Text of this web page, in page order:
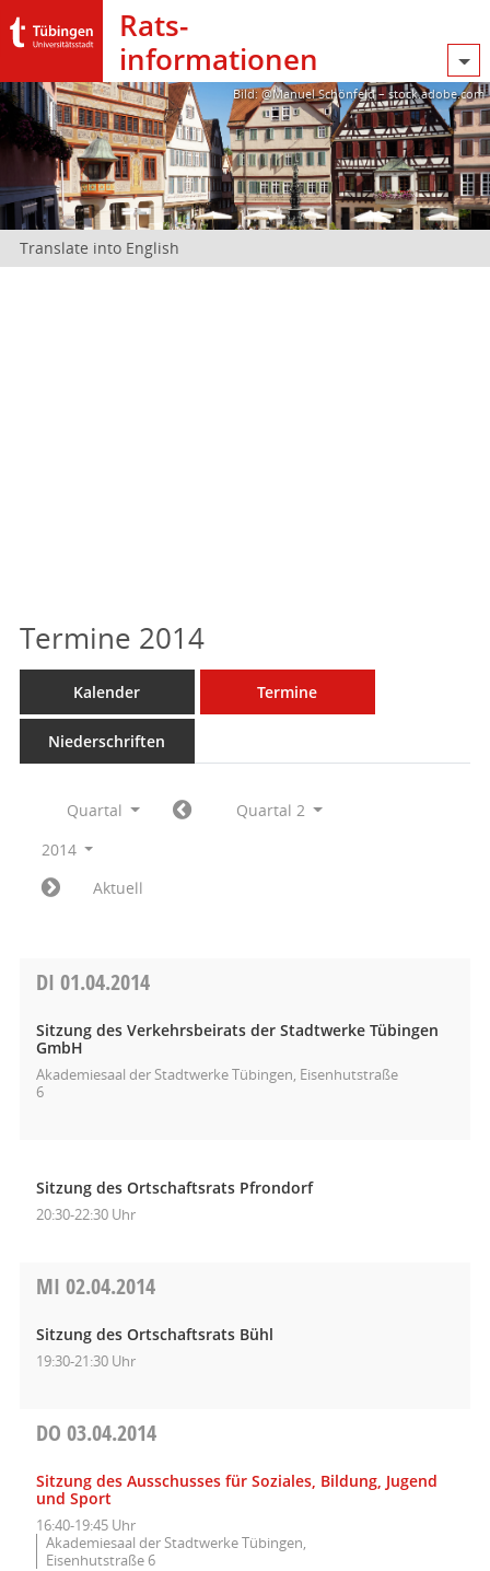
Rats­
informationen
Bild: @Manuel Schönfeld – stock.adobe.com
Translate into English
Termine 2014
Kalender Termine
Niederschriften
Quartal
Quartal 2
2014
Aktuell
DI 01.04.2014
Sitzung des Verkehrsbeirats der Stadtwerke Tübingen
GmbH
Akademiesaal der Stadtwerke Tübingen, Eisenhutstraße
6
Sitzung des Ortschaftsrats Pfrondorf
20:30-22:30 Uhr
MI 02.04.2014
Sitzung des Ortschaftsrats Bühl
19:30-21:30 Uhr
DO 03.04.2014
Sitzung des Ausschusses für Soziales, Bildung, Jugend
und Sport
16:40-19:45 Uhr
Akademiesaal der Stadtwerke Tübingen,
Eisenhutstraße 6